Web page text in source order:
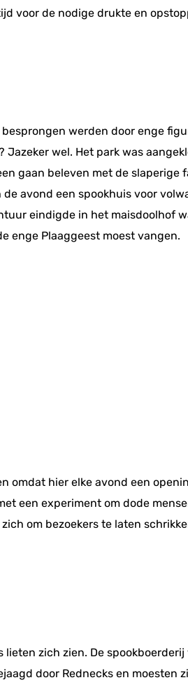
voor de nodige drukte en
werden door enge
wel. Het park was
gaan beleven met de slaperige
avond een spookhuis voor
eindigde in het maisdoolhof
enge Plaaggeest moest vangen.
omdat hier elke avond een
een experiment om dode
om bezoekers te laten
zich zien. De
door Rednecks en moesten